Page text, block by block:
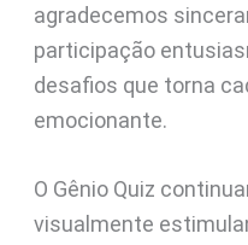
agradecemos
participação
desafios que torna
emocionante.
O Gênio Quiz
visualmente